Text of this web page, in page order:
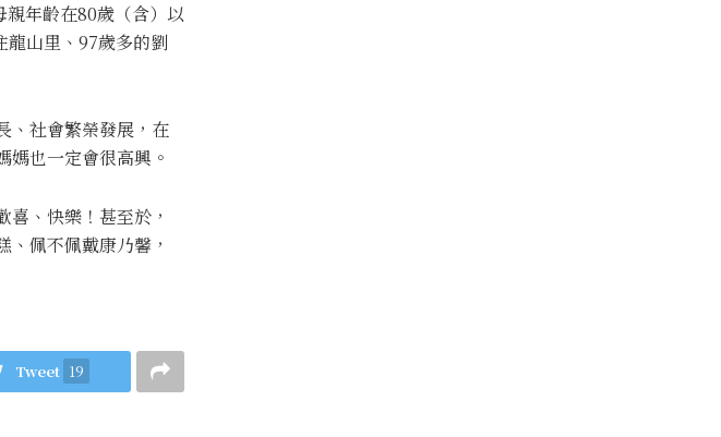
年齡在80歲（含）以
龍山里、97歲多的劉
、社會繁榮發展，在
也一定會很高興。
、快樂！甚至於，
佩不佩戴康乃馨，
Tweet 19